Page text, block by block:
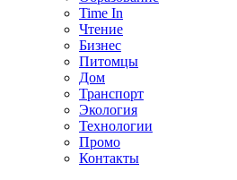
Time In
Чтение
Бизнес
Питомцы
Дом
Транспорт
Экология
Технологии
Промо
Контакты